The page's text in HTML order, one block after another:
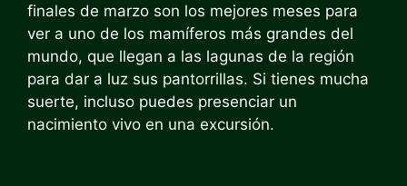
finales de marzo son los mejores meses para
ver a uno de los mamíferos más grandes del
mundo, que llegan a las lagunas de la región
para dar a luz sus pantorrillas. Si tienes mucha
suerte, incluso puedes presenciar un
nacimiento vivo en una excursión.